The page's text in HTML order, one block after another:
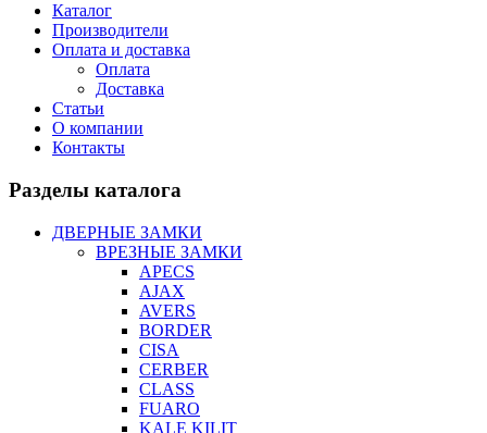
Каталог
Производители
Оплата и доставка
Оплата
Доставка
Статьи
О компании
Контакты
Разделы каталога
ДВЕРНЫЕ ЗАМКИ
ВРЕЗНЫЕ ЗАМКИ
APECS
AJAX
AVERS
BORDER
CISA
CERBER
CLASS
FUARO
KALE KILIT